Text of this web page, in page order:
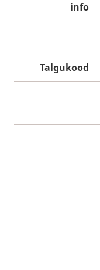
info
Talgukood